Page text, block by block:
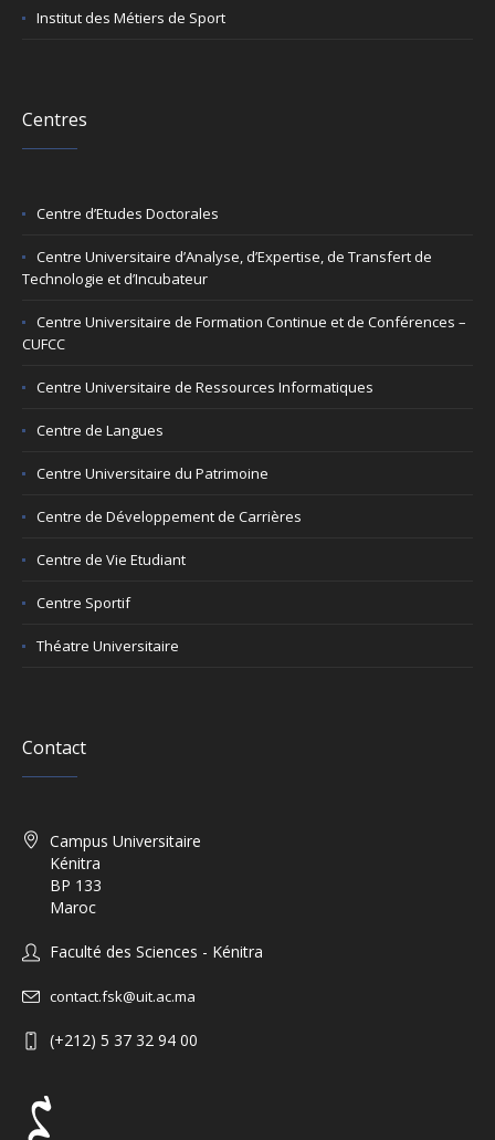
Institut des Métiers de Sport
Centres
Centre d’Etudes Doctorales
Centre Universitaire d’Analyse, d’Expertise, de Transfert de
Technologie et d’Incubateur
Centre Universitaire de Formation Continue et de Conférences –
CUFCC
Centre Universitaire de Ressources Informatiques
Centre de Langues
Centre Universitaire du Patrimoine
Centre de Développement de Carrières
Centre de Vie Etudiant
Centre Sportif
Théatre Universitaire
Contact
Campus Universitaire
Kénitra
BP 133
Maroc
Faculté des Sciences - Kénitra
contact.fsk@uit.ac.ma
(+212) 5 37 32 94 00